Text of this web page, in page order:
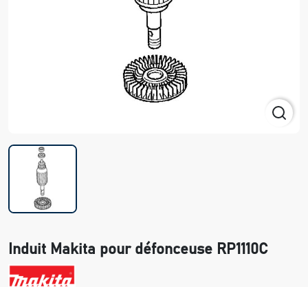
Induit Makita pour défonceuse RP1110C